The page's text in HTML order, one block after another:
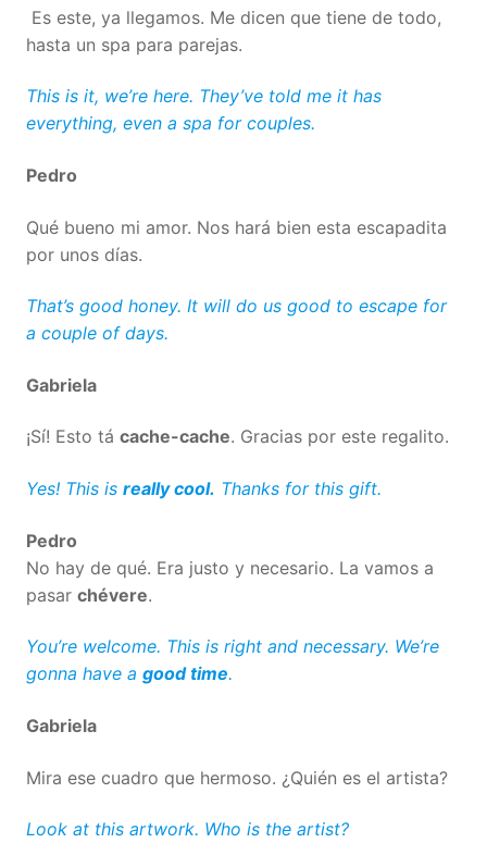
Es este, ya llegamos. Me dicen que tiene de todo,
hasta un spa para parejas.
This is it, we’re here. They’ve told me it has
everything, even a spa for couples.
Pedro
Qué bueno mi amor. Nos hará bien esta escapadita
por unos días.
That’s good honey. It will do us good to escape for
a couple of days.
Gabriela
¡Sí! Esto tá cache-cache. Gracias por este regalito.
Yes! This is really cool. Thanks for this gift.
Pedro
No hay de qué. Era justo y necesario. La vamos a
pasar chévere.
You’re welcome. This is right and necessary. We’re
gonna have a good time.
Gabriela
Mira ese cuadro que hermoso. ¿Quién es el artista?
Look at this artwork. Who is the artist?